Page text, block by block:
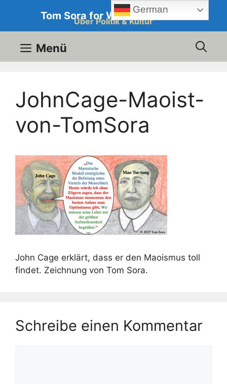
springen
Tom Sora for Western Culture
Über Politik & Kultur
Menü
JohnCage-Maoist-
von-TomSora
John Cage erklärt, dass er den Maoismus toll
findet. Zeichnung von Tom Sora.
Schreibe einen Kommentar
German